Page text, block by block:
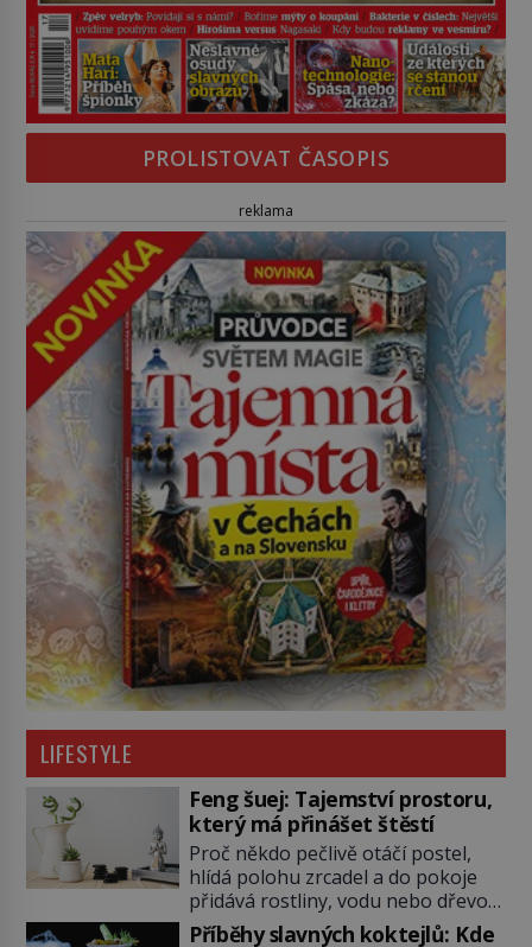
PROLISTOVAT ČASOPIS
reklama
LIFESTYLE
Feng šuej: Tajemství prostoru,
který má přinášet štěstí
Proč někdo pečlivě otáčí postel,
hlídá polohu zrcadel a do pokoje
přidává rostliny, vodu nebo dřevo?
Feng šuej tvrdí, že domov není jen
Příběhy slavných koktejlů: Kde